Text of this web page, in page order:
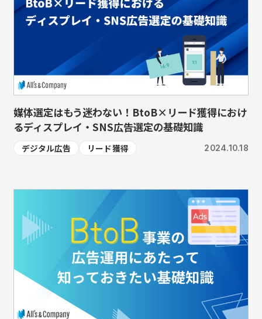
媒体選定はもう迷わない！BtoB×リード獲得におけ
るディスプレイ・SNS広告選定の基礎知識
デジタル広告 リード獲得 2024.10.18